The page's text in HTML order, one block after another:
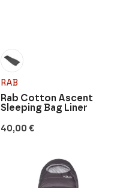
RAB
40,00 €
Rab Cotton Ascent
Sleeping Bag Liner